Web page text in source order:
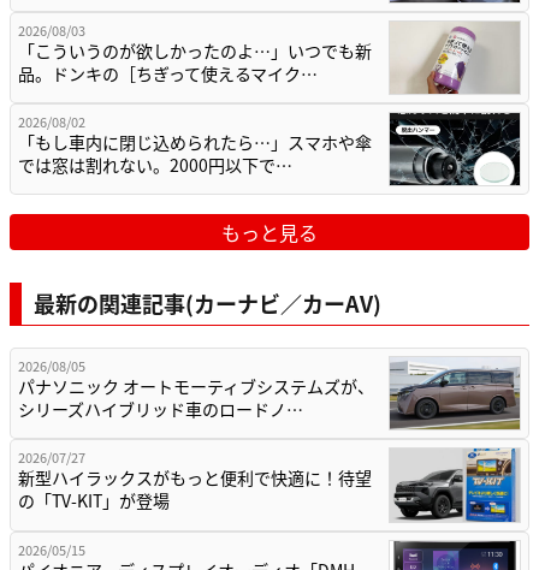
2026/08/03
「こういうのが欲しかったのよ…」いつでも新
品。ドンキの［ちぎって使えるマイク…
2026/08/02
「もし車内に閉じ込められたら…」スマホや傘
では窓は割れない。2000円以下で…
もっと見る
最新の関連記事(カーナビ／カーAV)
2026/08/05
パナソニック オートモーティブシステムズが、
シリーズハイブリッド車のロードノ…
2026/07/27
新型ハイラックスがもっと便利で快適に！待望
の「TV-KIT」が登場
2026/05/15